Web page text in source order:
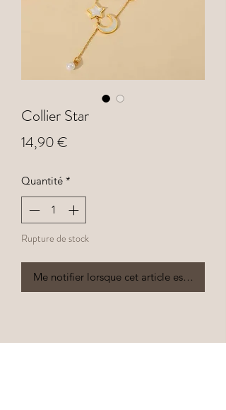
Collier Star
14,90 €
Quantité *
Rupture de stock
Me notifier lorsque cet article est